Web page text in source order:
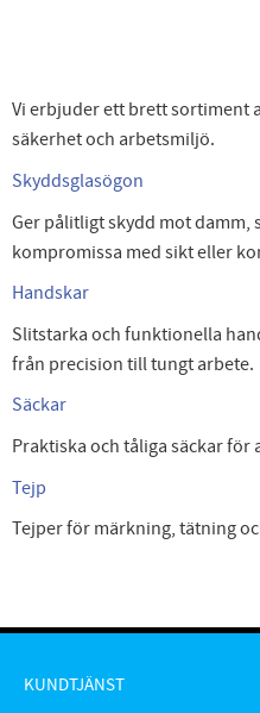
Vi erbjuder ett brett sortiment
säkerhet och arbetsmiljö.
Skyddsglasögon
Ger pålitligt skydd mot
kompromissa med sikt eller
Handskar
Slitstarka och funktionella
från precision till tungt arbete.
Säckar
Praktiska och tåliga säckar för
Tejp
Tejper för märkning, tätning
KUNDTJÄNST